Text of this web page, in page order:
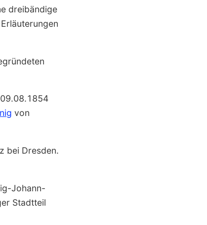
dreibändige
von
bei Dresden.
Johann-
Stadt­teil